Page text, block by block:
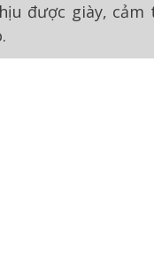
được giày,